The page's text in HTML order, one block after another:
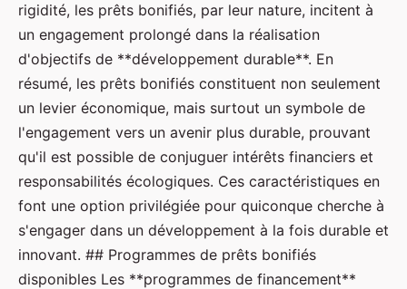
rigidité, les prêts bonifiés, par leur nature, incitent à
un engagement prolongé dans la réalisation
d'objectifs de **développement durable**. En
résumé, les prêts bonifiés constituent non seulement
un levier économique, mais surtout un symbole de
l'engagement vers un avenir plus durable, prouvant
qu'il est possible de conjuguer intérêts financiers et
responsabilités écologiques. Ces caractéristiques en
font une option privilégiée pour quiconque cherche à
s'engager dans un développement à la fois durable et
innovant. ## Programmes de prêts bonifiés
disponibles Les **programmes de financement**